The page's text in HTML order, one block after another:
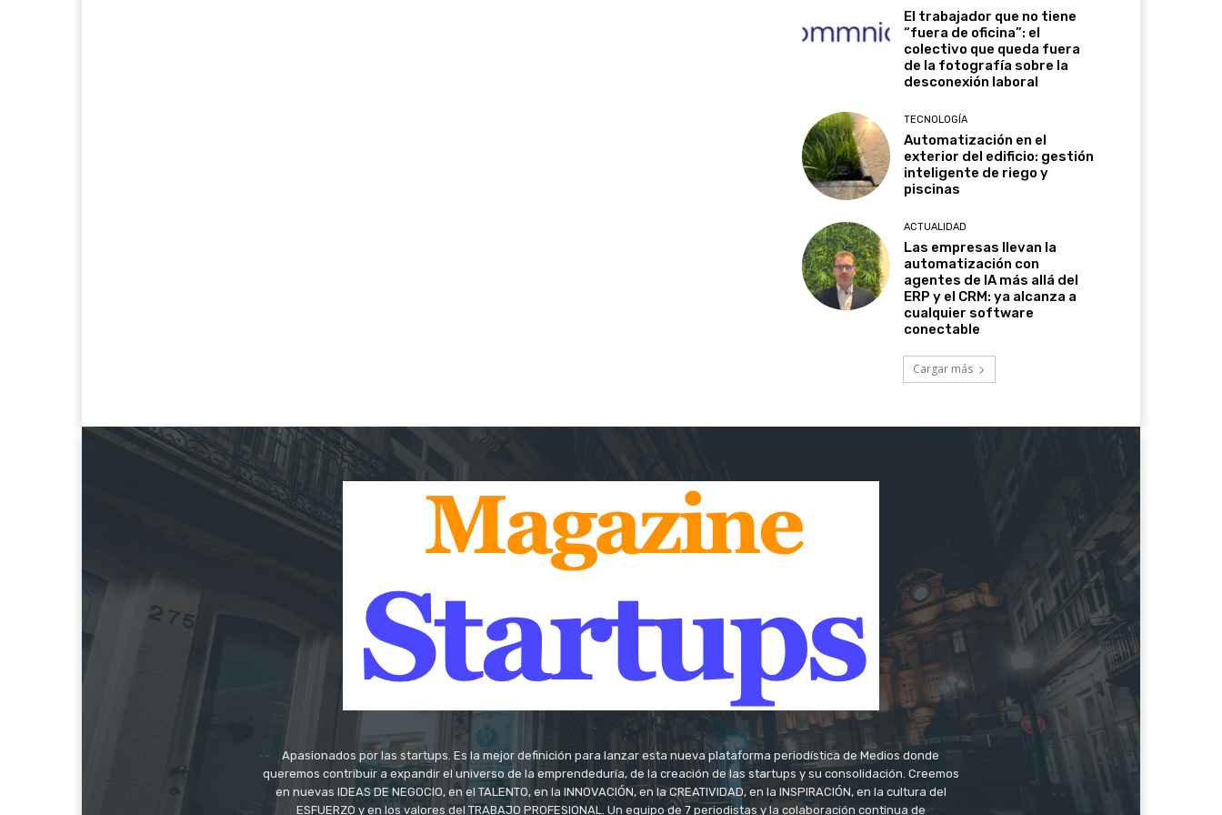
El trabajador que no tiene
“fuera de oficina”: el
colectivo que queda fuera
de la fotografía sobre la
desconexión laboral
TECNOLOGÍA
Automatización en el
exterior del edificio: gestión
inteligente de riego y
piscinas
ACTUALIDAD
Las empresas llevan la
automatización con
agentes de IA más allá del
ERP y el CRM: ya alcanza a
cualquier software
conectable
Cargar más
Apasionados por las startups. Es la mejor definición para lanzar esta nueva plataforma periodística de Medios donde
queremos contribuir a expandir el universo de la emprendeduría, de la creación de las startups y su consolidación. Creemos
en nuevas IDEAS DE NEGOCIO, en el TALENTO, en la INNOVACIÓN, en la CREATIVIDAD, en la INSPIRACIÓN, en la cultura del
ESFUERZO y en los valores del TRABAJO PROFESIONAL. Un equipo de 7 periodistas y la colaboración continua de